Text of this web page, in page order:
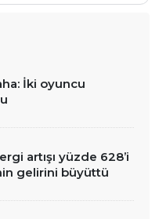
İki oyuncu
artışı yüzde 628’i
gelirini büyüttü